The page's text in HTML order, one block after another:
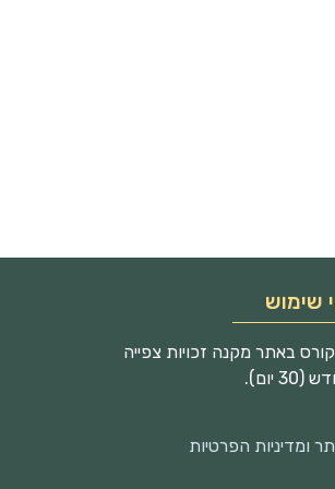
שימוש
באתר מקנה זכויות צפייה
יום).
ומדיניות הפרטיות